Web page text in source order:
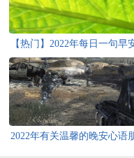
【热门】2022年每日一句早
语朋友圈集锦60条
2022年有关温馨的晚安心语